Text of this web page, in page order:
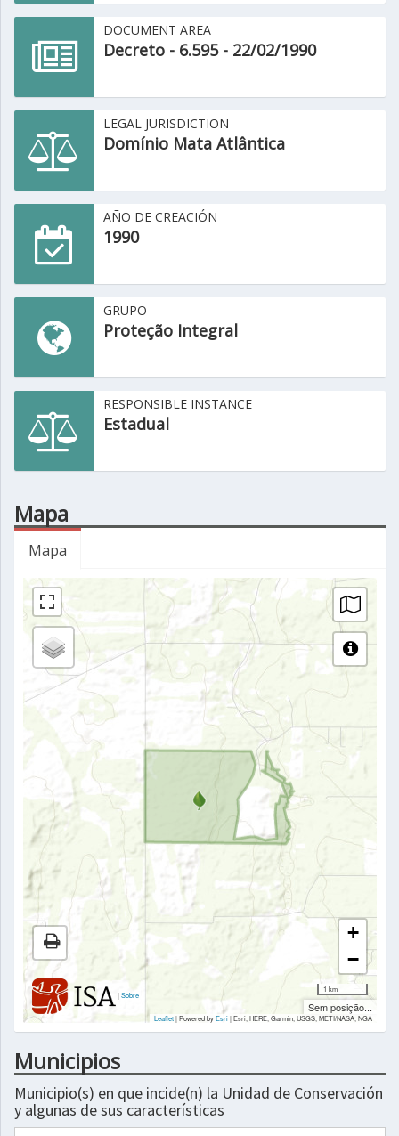
DOCUMENT AREA
Decreto - 6.595 - 22/02/1990
LEGAL JURISDICTION
Domínio Mata Atlântica
AÑO DE CREACIÓN
1990
GRUPO
Proteção Integral
RESPONSIBLE INSTANCE
Estadual
Mapa
Mapa
|Sobre
+
−
1 km
Sem posição...
Leaflet| Powered byEsri|Esri, HERE, Garmin, USGS, METI/NASA, NGA
Municipios
Municipio(s) en que incide(n) la Unidad de Conservación
y algunas de sus características